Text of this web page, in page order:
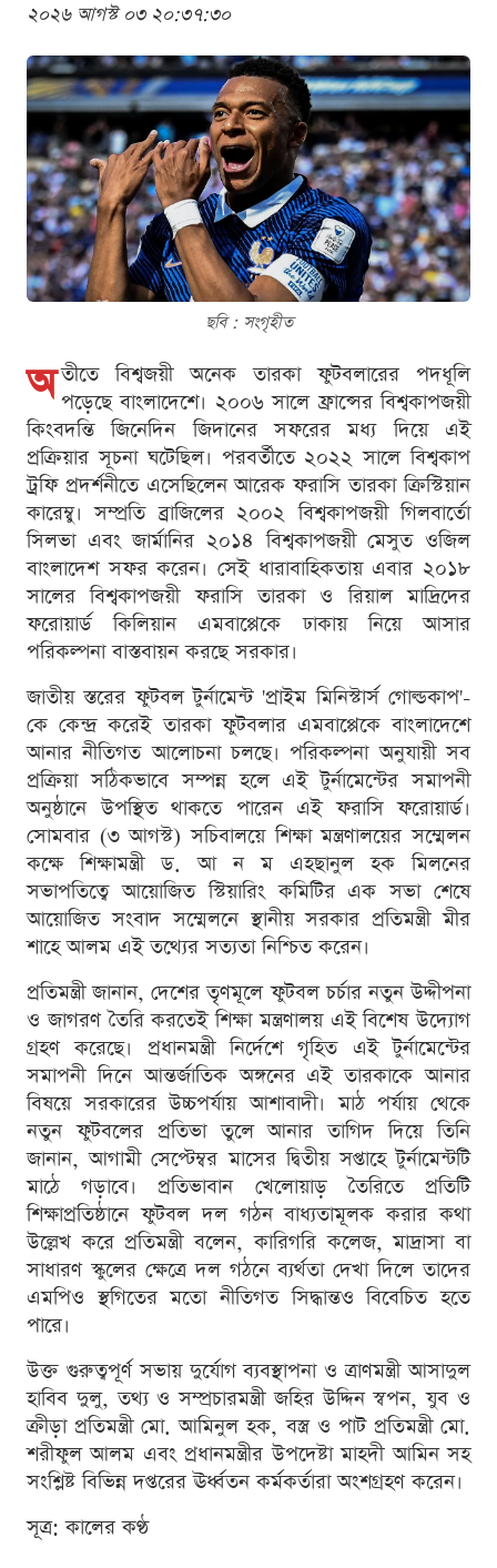
২০২৬ আগস্ট ০৩ ২০:৩৭:৩০
ছবি : সংগৃহীত
অ তীতে বিশ্বজয়ী অনেক তারকা ফুটবলারের পদধূলি
পড়েছে বাংলাদেশে। ২০০৬ সালে ফ্রান্সের বিশ্বকাপজয়ী
কিংবদন্তি জিনেদিন জিদানের সফরের মধ্য দিয়ে এই
প্রক্রিয়ার সূচনা ঘটেছিল। পরবর্তীতে ২০২২ সালে বিশ্বকাপ
ট্রফি প্রদর্শনীতে এসেছিলেন আরেক ফরাসি তারকা ক্রিস্টিয়ান
কারেম্বু। সম্প্রতি ব্রাজিলের ২০০২ বিশ্বকাপজয়ী গিলবার্তো
সিলভা এবং জার্মানির ২০১৪ বিশ্বকাপজয়ী মেসুত ওজিল
বাংলাদেশ সফর করেন। সেই ধারাবাহিকতায় এবার ২০১৮
সালের বিশ্বকাপজয়ী ফরাসি তারকা ও রিয়াল মাদ্রিদের
ফরোয়ার্ড কিলিয়ান এমবাপ্পেকে ঢাকায় নিয়ে আসার
পরিকল্পনা বাস্তবায়ন করছে সরকার।
জাতীয় স্তরের ফুটবল টুর্নামেন্ট 'প্রাইম মিনিস্টার্স গোল্ডকাপ'-
কে কেন্দ্র করেই তারকা ফুটবলার এমবাপ্পেকে বাংলাদেশে
আনার নীতিগত আলোচনা চলছে। পরিকল্পনা অনুযায়ী সব
প্রক্রিয়া সঠিকভাবে সম্পন্ন হলে এই টুর্নামেন্টের সমাপনী
অনুষ্ঠানে উপস্থিত থাকতে পারেন এই ফরাসি ফরোয়ার্ড।
সোমবার (৩ আগস্ট) সচিবালয়ে শিক্ষা মন্ত্রণালয়ের সম্মেলন
কক্ষে শিক্ষামন্ত্রী ড. আ ন ম এহছানুল হক মিলনের
সভাপতিত্বে আয়োজিত স্টিয়ারিং কমিটির এক সভা শেষে
আয়োজিত সংবাদ সম্মেলনে স্থানীয় সরকার প্রতিমন্ত্রী মীর
শাহে আলম এই তথ্যের সত্যতা নিশ্চিত করেন।
প্রতিমন্ত্রী জানান, দেশের তৃণমূলে ফুটবল চর্চার নতুন উদ্দীপনা
ও জাগরণ তৈরি করতেই শিক্ষা মন্ত্রণালয় এই বিশেষ উদ্যোগ
গ্রহণ করেছে। প্রধানমন্ত্রী নির্দেশে গৃহিত এই টুর্নামেন্টের
সমাপনী দিনে আন্তর্জাতিক অঙ্গনের এই তারকাকে আনার
বিষয়ে সরকারের উচ্চপর্যায় আশাবাদী। মাঠ পর্যায় থেকে
নতুন ফুটবলের প্রতিভা তুলে আনার তাগিদ দিয়ে তিনি
জানান, আগামী সেপ্টেম্বর মাসের দ্বিতীয় সপ্তাহে টুর্নামেন্টটি
মাঠে গড়াবে। প্রতিভাবান খেলোয়াড় তৈরিতে প্রতিটি
শিক্ষাপ্রতিষ্ঠানে ফুটবল দল গঠন বাধ্যতামূলক করার কথা
উল্লেখ করে প্রতিমন্ত্রী বলেন, কারিগরি কলেজ, মাদ্রাসা বা
সাধারণ স্কুলের ক্ষেত্রে দল গঠনে ব্যর্থতা দেখা দিলে তাদের
এমপিও স্থগিতের মতো নীতিগত সিদ্ধান্তও বিবেচিত হতে
পারে।
উক্ত গুরুত্বপূর্ণ সভায় দুর্যোগ ব্যবস্থাপনা ও ত্রাণমন্ত্রী আসাদুল
হাবিব দুলু, তথ্য ও সম্প্রচারমন্ত্রী জহির উদ্দিন স্বপন, যুব ও
ক্রীড়া প্রতিমন্ত্রী মো. আমিনুল হক, বস্ত্র ও পাট প্রতিমন্ত্রী মো.
শরীফুল আলম এবং প্রধানমন্ত্রীর উপদেষ্টা মাহদী আমিন সহ
সংশ্লিষ্ট বিভিন্ন দপ্তরের ঊর্ধ্বতন কর্মকর্তারা অংশগ্রহণ করেন।
সূত্র: কালের কণ্ঠ